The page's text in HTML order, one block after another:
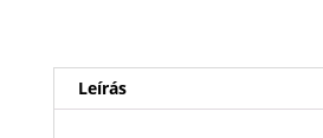
Leírás